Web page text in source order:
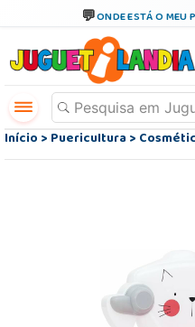
ONDE ESTÁ O MEU
Início>Puericultura>